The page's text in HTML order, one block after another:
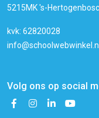
5215MK 's-
kvk: 62820028
info@schoolwebwinkel.nl
Volg ons op social